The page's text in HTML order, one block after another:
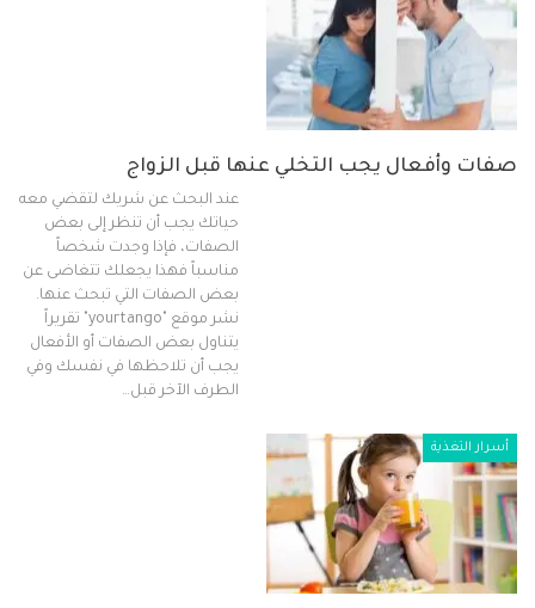
صفات وأفعال يجب التخلي عنها قبل الزواج
عند البحث عن شريك لتقضي معه
حياتك يجب أن تنظر إلى بعض
الصفات، فإذا وجدت شخصاً
مناسباً فهذا يجعلك تتغاضى عن
بعض الصفات التي تبحث عنها.
نشر موقع "yourtango" تقريراً
يتناول بعض الصفات أو الأفعال
يجب أن تلاحظها في نفسك وفي
الطرف الآخر قبل…
أسرار التغذية